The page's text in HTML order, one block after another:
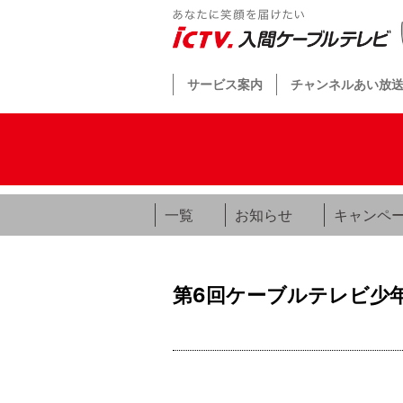
サービス案内 チャンネルあい放
一覧 お知らせ キャンペ
第6回ケーブルテレビ少